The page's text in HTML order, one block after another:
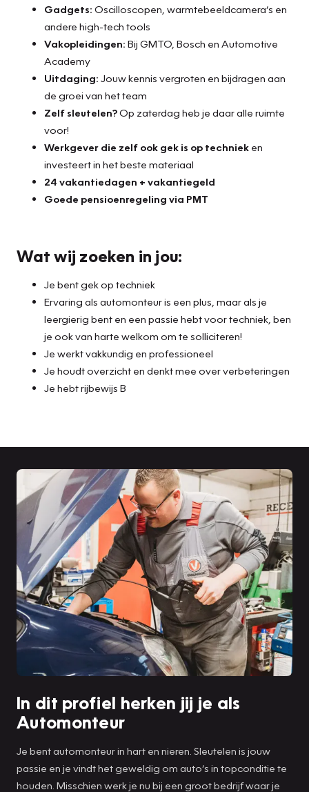
Gadgets: Oscilloscopen, warmtebeeldcamera’s en
andere high-tech tools
Vakopleidingen: Bij GMTO, Bosch en Automotive
Academy
Uitdaging: Jouw kennis vergroten en bijdragen aan
de groei van het team
Zelf sleutelen?Op zaterdag heb je daar alle ruimte
voor!
Werkgever die zelf ook gek is op techniek en
investeert in het beste materiaal
24 vakantiedagen + vakantiegeld
Goede pensioenregeling via PMT
Wat wij zoeken in jou:
Je bent gek op techniek
Ervaring als automonteur is een plus, maar als je
leergierig bent en een passie hebt voor techniek, ben
je ook van harte welkom om te solliciteren!
Je werkt vakkundig en professioneel
Je houdt overzicht en denkt mee over verbeteringen
Je hebt rijbewijs B
In dit profiel herken jij je als
Automonteur
Je bent automonteur in hart en nieren. Sleutelen is jouw
passie en je vindt het geweldig om auto’s in topconditie te
houden. Misschien werk je nu bij een groot bedrijf waar je